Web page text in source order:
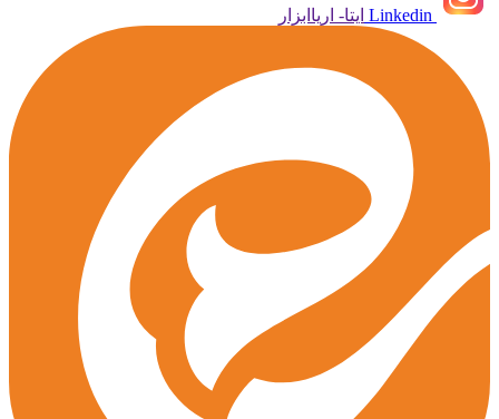
Linkedin ایتا- اریاابزار